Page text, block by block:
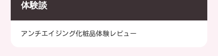
体験談
アンチエイジング化粧品体験レビュー